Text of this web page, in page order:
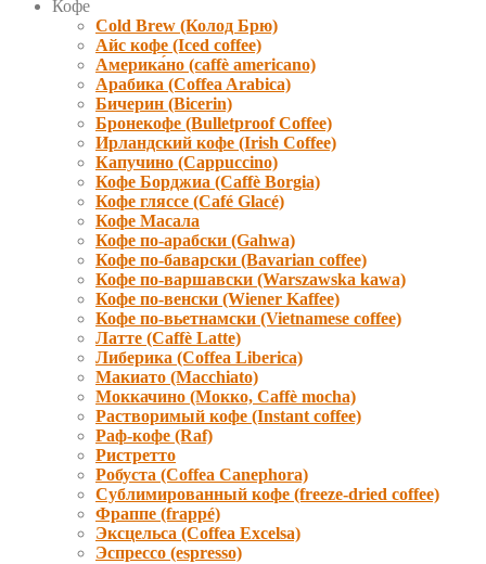
Кофе
Cold Brew (Колод Брю)
Айс кофе (Iced coffee)
Америка́но (caffè americano)
Арабика (Coffea Arabica)
Бичерин (Bicerin)
Бронекофе (Bulletproof Coffee)
Ирландский кофе (Irish Coffee)
Капучино (Cappuccino)
Кофе Борджиа (Caffè Borgia)
Кофе гляссе (Café Glacé)
Кофе Масала
Кофе по-арабски (Gahwa)
Кофе по-баварски (Bavarian coffee)
Кофе по-варшавски (Warszawska kawa)
Кофе по-венски (Wiener Kaffee)
Кофе по-вьетнамски (Vietnamese coffee)
Латте (Caffè Latte)
Либерика (Coffea Liberica)
Макиато (Macchiato)
Моккачино (Мокко, Caffè mocha)
Растворимый кофе (Instant coffee)
Раф-кофе (Raf)
Ристретто
Робуста (Coffea Canephora)
Сублимированный кофе (freeze-dried coffee)
Фраппе (frappé)
Эксцельса (Coffea Excelsa)
Эспрессо (espresso)